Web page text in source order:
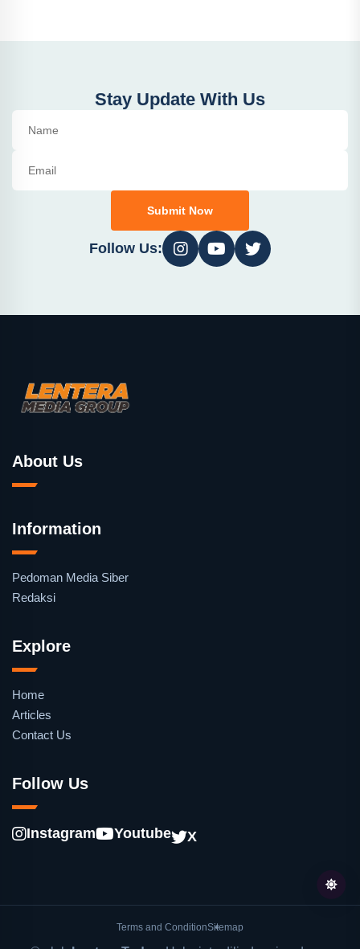
Stay Update With Us
Submit Now
Follow Us:
About Us
Information
Pedoman Media Siber
Redaksi
Explore
Home
Articles
Contact Us
Follow Us
Instagram Youtube X
Terms and ConditionSitemap